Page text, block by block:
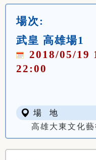
場次:
武皇 高雄場1
2018/05/19
22:00
場 地
高雄大東文化